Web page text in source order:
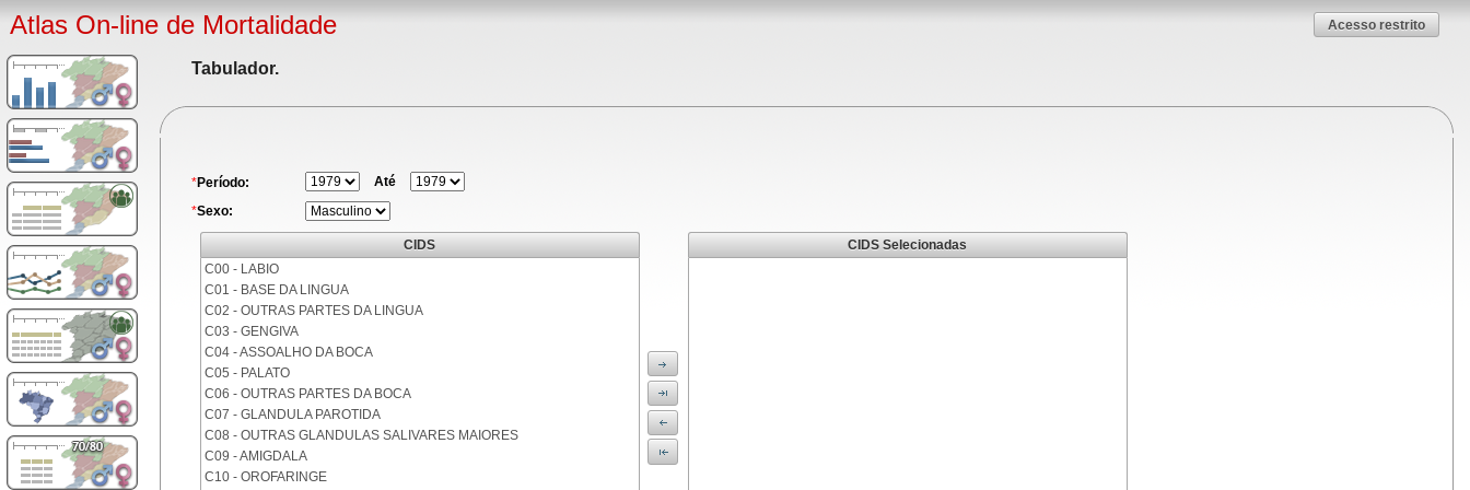
Atlas On-line de Mortalidade Acesso restrito
Tabulador.
*Período:
Até
*Sexo:
CIDS
C00 - LABIO
C01 - BASE DA LINGUA
C02 - OUTRAS PARTES DA LINGUA
C03 - GENGIVA
C04 - ASSOALHO DA BOCA
C05 - PALATO
C06 - OUTRAS PARTES DA BOCA
C07 - GLANDULA PAROTIDA
C08 - OUTRAS GLANDULAS SALIVARES MAIORES
C09 - AMIGDALA
C10 - OROFARINGE
CIDS Selecionadas